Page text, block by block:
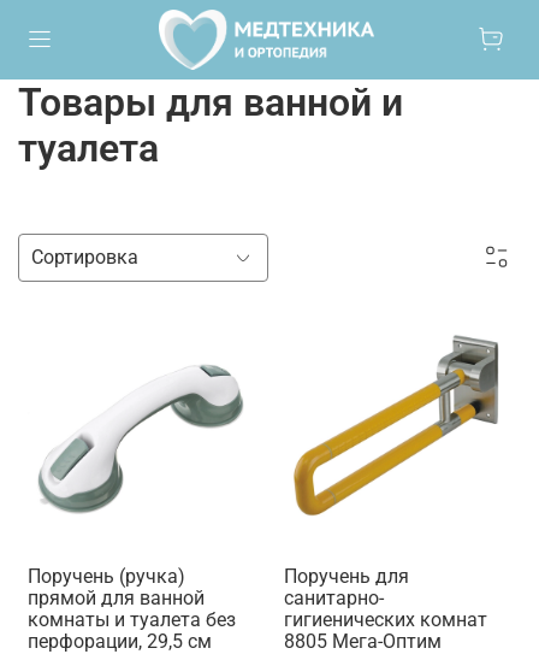
Товары для ванной и
туалета
Поручень (ручка)
прямой для ванной
комнаты и туалета без
перфорации, 29,5 см
Поручень для
санитарно-
гигиенических комнат
8805 Мега-Оптим